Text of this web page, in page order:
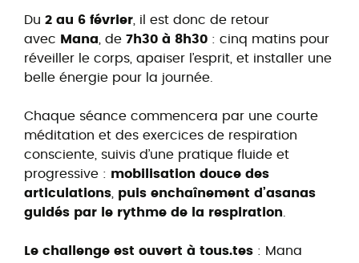
Du 2 au 6 février , il est donc de retour
avec
Mana , de 7h30 à 8h30 : cinq matins pour
réveiller le corps, apaiser l’esprit, et installer une
belle énergie pour la journée.
Chaque séance commencera par une courte
méditation et des exercices de respiration
consciente, suivis d’une pratique fluide et
progressive : mobilisation douce des
articulations puis enchaînement d’asanas
guidés par le rythme de la respiration
Le challenge est ouvert à tous.tes : Mana